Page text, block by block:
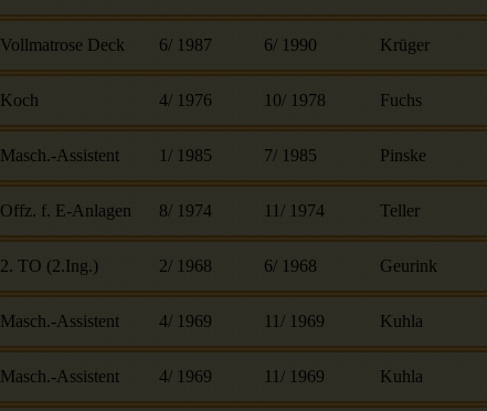
Vollmatrose Deck 6/ 1987 6/ 1990 Krüger
Koch 4/ 1976 10/ 1978 Fuchs
Masch.-Assistent 1/ 1985 7/ 1985 Pinske
Offz. f. E-Anlagen 8/ 1974 11 / 1974 Teller
2. TO (2.Ing.) 2/ 1968 6/ 1968 Geurink
Masch.-Assistent 4/ 1969 11 / 1969 Kuhla
Masch.-Assistent 4/ 1969 11 / 1969 Kuhla